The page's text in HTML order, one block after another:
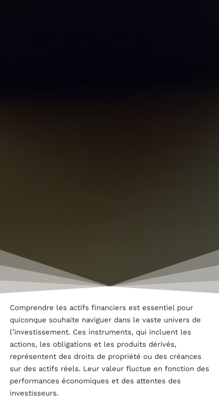
Comprendre les actifs financiers est essentiel pour
quiconque souhaite naviguer dans le vaste univers de
l’investissement. Ces instruments, qui incluent les
actions, les obligations et les produits dérivés,
représentent des droits de propriété ou des créances
sur des actifs réels. Leur valeur fluctue en fonction des
performances économiques et des attentes des
investisseurs.